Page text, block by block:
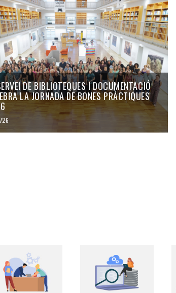
DE BIBLIOTEQUES I DOCUMENTACIÓ
LA JORNADA DE BONES PRÀCTIQUES
26